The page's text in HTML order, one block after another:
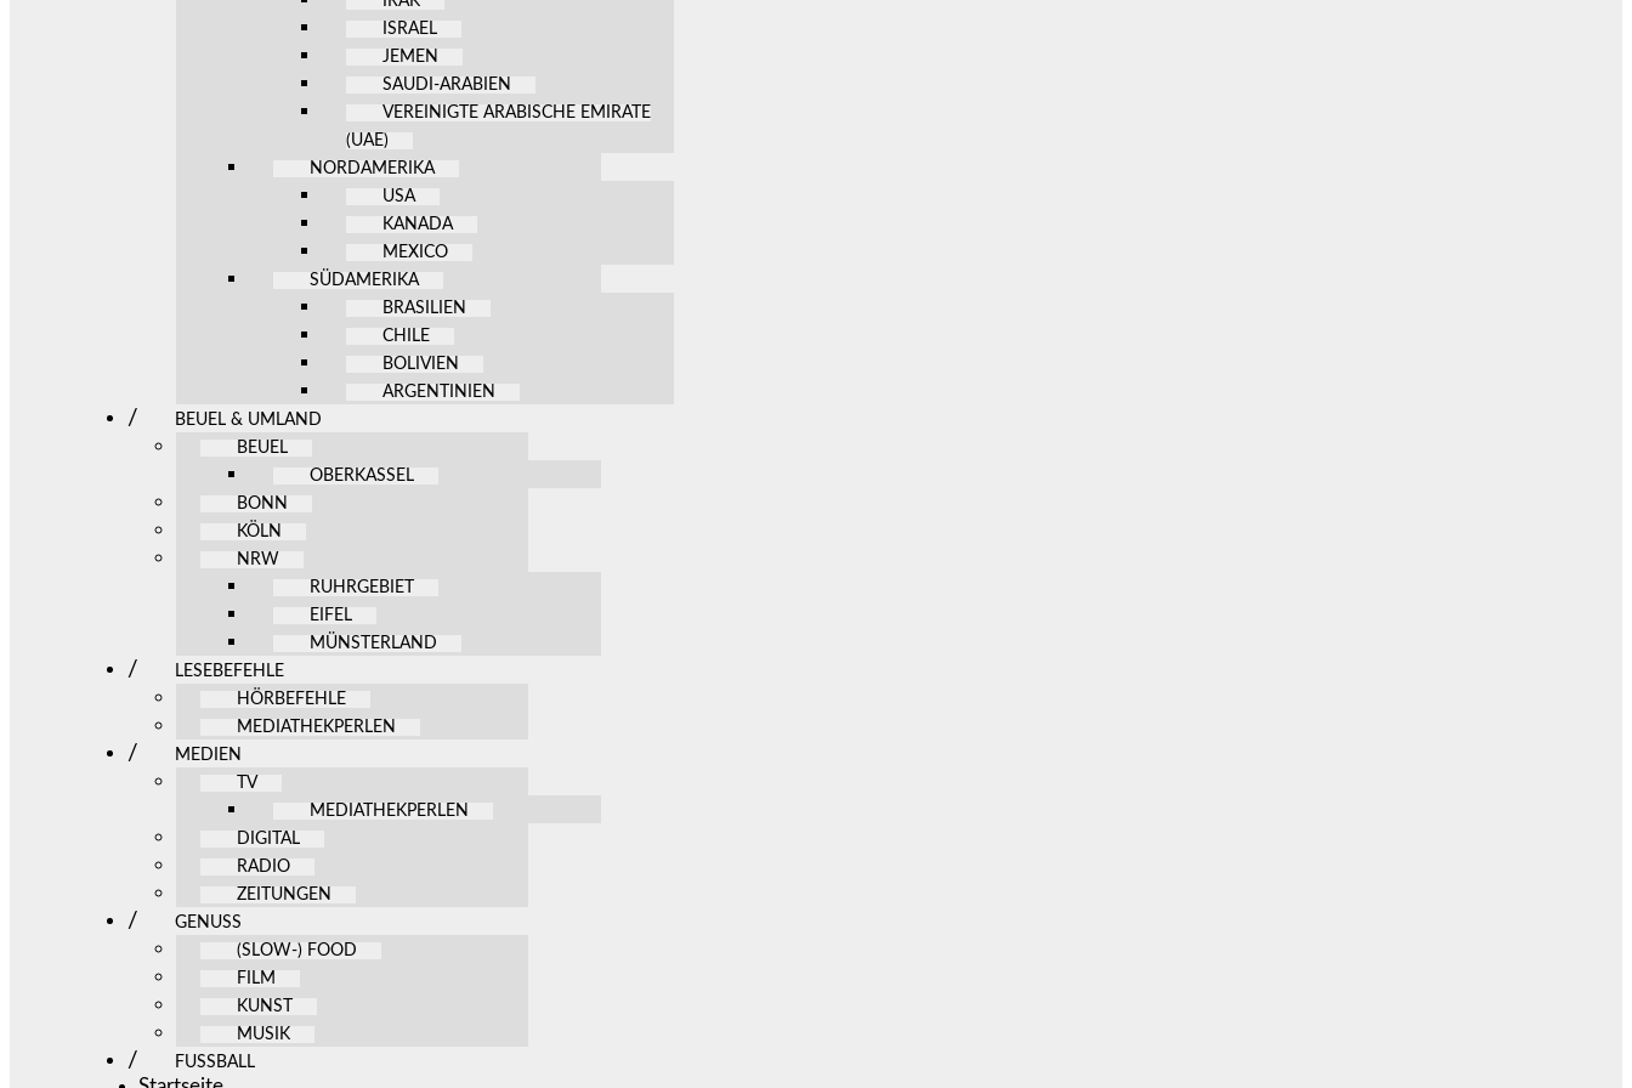
ISRAEL
JEMEN
SAUDI-ARABIEN
VEREINIGTE ARABISCHE EMIRATE
(UAE)
NORDAMERIKA
USA
KANADA
MEXICO
SÜDAMERIKA
BRASILIEN
CHILE
BOLIVIEN
ARGENTINIEN
BEUEL & UMLAND
BEUEL
OBERKASSEL
BONN
KÖLN
NRW
RUHRGEBIET
EIFEL
MÜNSTERLAND
LESEBEFEHLE
HÖRBEFEHLE
MEDIATHEKPERLEN
MEDIEN
TV
MEDIATHEKPERLEN
DIGITAL
RADIO
ZEITUNGEN
GENUSS
(SLOW-) FOOD
FILM
KUNST
MUSIK
FUSSBALL